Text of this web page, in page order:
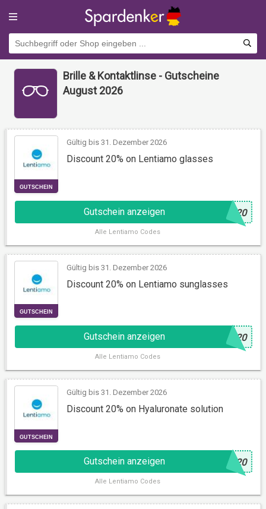
Brille & Kontaktlinse - Gutscheine
August 2026
Gültig bis 31. Dezember 2026
Discount 20% on Lentiamo glasses
Gutschein anzeigen @ S20
Alle Lentiamo Codes
GUTSCHEIN
Gültig bis 31. Dezember 2026
Discount 20% on Lentiamo sunglasses
Gutschein anzeigen @ N20
Alle Lentiamo Codes
Gültig bis 31. Dezember 2026
Discount 20% on Hyaluronate solution
Gutschein anzeigen @ L20
Alle Lentiamo Codes